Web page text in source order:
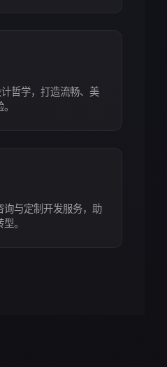
哲学，打造流畅、美
询与定制开发服务，助
。